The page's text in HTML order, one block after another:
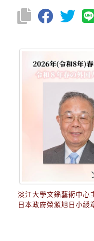
淡江大學文錙藝術中心
日本政府榮頒旭日小綬